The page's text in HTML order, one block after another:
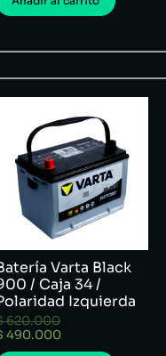
Varta Black
/ Caja 34 /
Izquierda
620.000
490.000